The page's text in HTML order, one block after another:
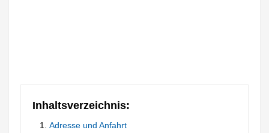
Inhaltsverzeichnis:
Adresse und Anfahrt